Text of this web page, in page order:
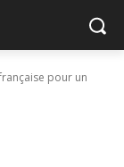
pour un